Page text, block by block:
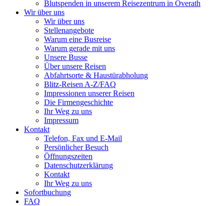
Blutspenden in unserem Reisezentrum in Overath
Wir über uns
Wir über uns
Stellenangebote
Warum eine Busreise
Warum gerade mit uns
Unsere Busse
Über unsere Reisen
Abfahrtsorte & Haustürabholung
Blitz-Reisen A-Z/FAQ
Impressionen unserer Reisen
Die Firmengeschichte
Ihr Weg zu uns
Impressum
Kontakt
Telefon, Fax und E-Mail
Persönlicher Besuch
Öffnungszeiten
Datenschutzerklärung
Kontakt
Ihr Weg zu uns
Sofortbuchung
FAQ